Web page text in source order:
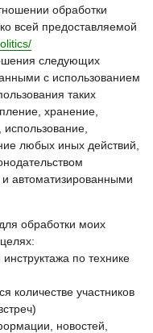
обработки
всей предоставляемой
следующих
с использованием
таких
хранение,
использование,
любых иных действий,
автоматизированными
обработки моих
по технике
участников
новостей,